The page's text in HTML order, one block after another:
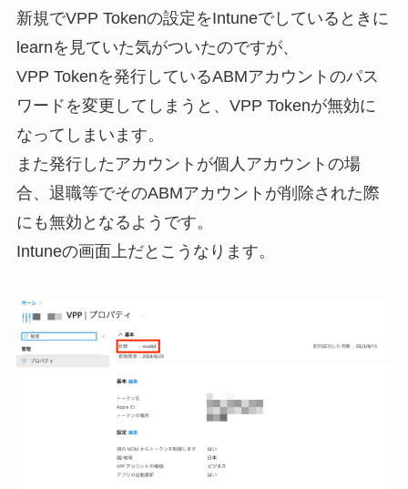
新規でVPP Tokenの設定をIntuneでしているときに
learnを見ていた気がついたのですが、
VPP Tokenを発行しているABMアカウントのパス
ワードを変更してしまうと、VPP Tokenが無効に
なってしまいます。
また発行したアカウントが個人アカウントの場
合、退職等でそのABMアカウントが削除された際
にも無効となるようです。
Intuneの画面上だとこうなります。